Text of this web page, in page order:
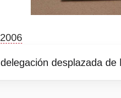
desplazada